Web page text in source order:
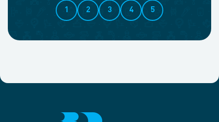
1 2 3 4 5